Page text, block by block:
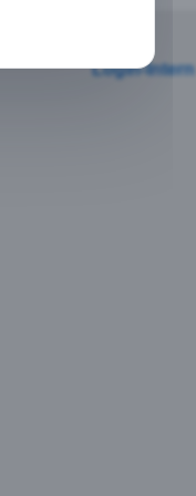
Login-Intern